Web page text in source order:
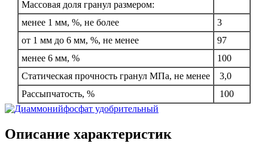
Массовая доля гранул размером:
менее 1 мм, %, не более
3
от 1 мм до 6 мм, %, не менее
97
менее 6 мм, %
100
Статическая прочность гранул МПа, не менее
3,0
Рассыпчатость, %
100
Описание характеристик